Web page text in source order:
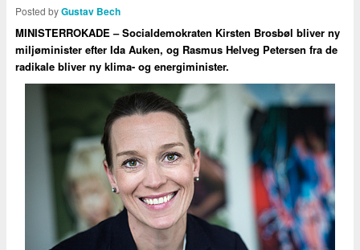
Posted byGustav Bech
MINISTERROKADE – Socialdemokraten Kirsten Brosbøl bliver ny
miljøminister efter Ida Auken, og Rasmus Helveg Petersen fra de
radikale bliver ny klima- og energiminister.